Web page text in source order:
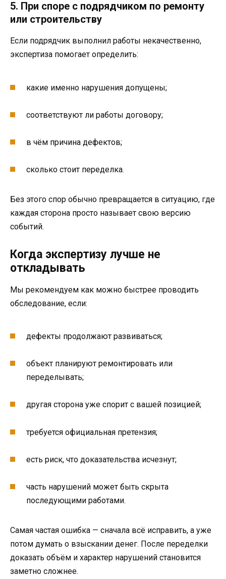
5. При споре с подрядчиком по ремонту
или строительству
Если подрядчик выполнил работы некачественно,
экспертиза помогает определить:
какие именно нарушения допущены;
соответствуют ли работы договору;
в чём причина дефектов;
сколько стоит переделка.
Без этого спор обычно превращается в ситуацию, где
каждая сторона просто называет свою версию
событий.
Когда экспертизу лучше не
откладывать
Мы рекомендуем как можно быстрее проводить
обследование, если:
дефекты продолжают развиваться;
объект планируют ремонтировать или
переделывать;
другая сторона уже спорит с вашей позицией;
требуется официальная претензия;
есть риск, что доказательства исчезнут;
часть нарушений может быть скрыта
последующими работами.
Самая частая ошибка — сначала всё исправить, а уже
потом думать о взыскании денег. После переделки
доказать объём и характер нарушений становится
заметно сложнее.